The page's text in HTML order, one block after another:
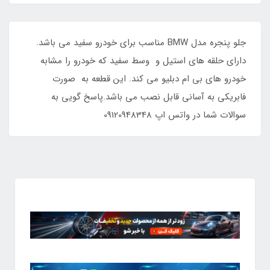
جلو پنجره مدل BMW مناسب برای خودرو سفید می باشد.
دارای حلقه های استیل و وسط سفید که خودرو را مشابه
خودرو های بی ام دبلیو می کند. این قطعه به صورت
فابریکی به آسانی قابل نصب می باشد.پاسخ گویی به
سوالات شما در واتس اپ 09120948348